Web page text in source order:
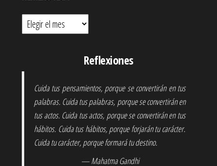
Hemeroteca
Reflexiones
Cuida tus pensamientos, porque se convertirán en tus
palabras. Cuida tus palabras, porque se convertirán en
tus actos. Cuida tus actos, porque se convertirán en tus
hábitos. Cuida tus hábitos, porque forjarán tu carácter.
Cuida tu carácter, porque formará tu destino.
— Mahatma Gandhi